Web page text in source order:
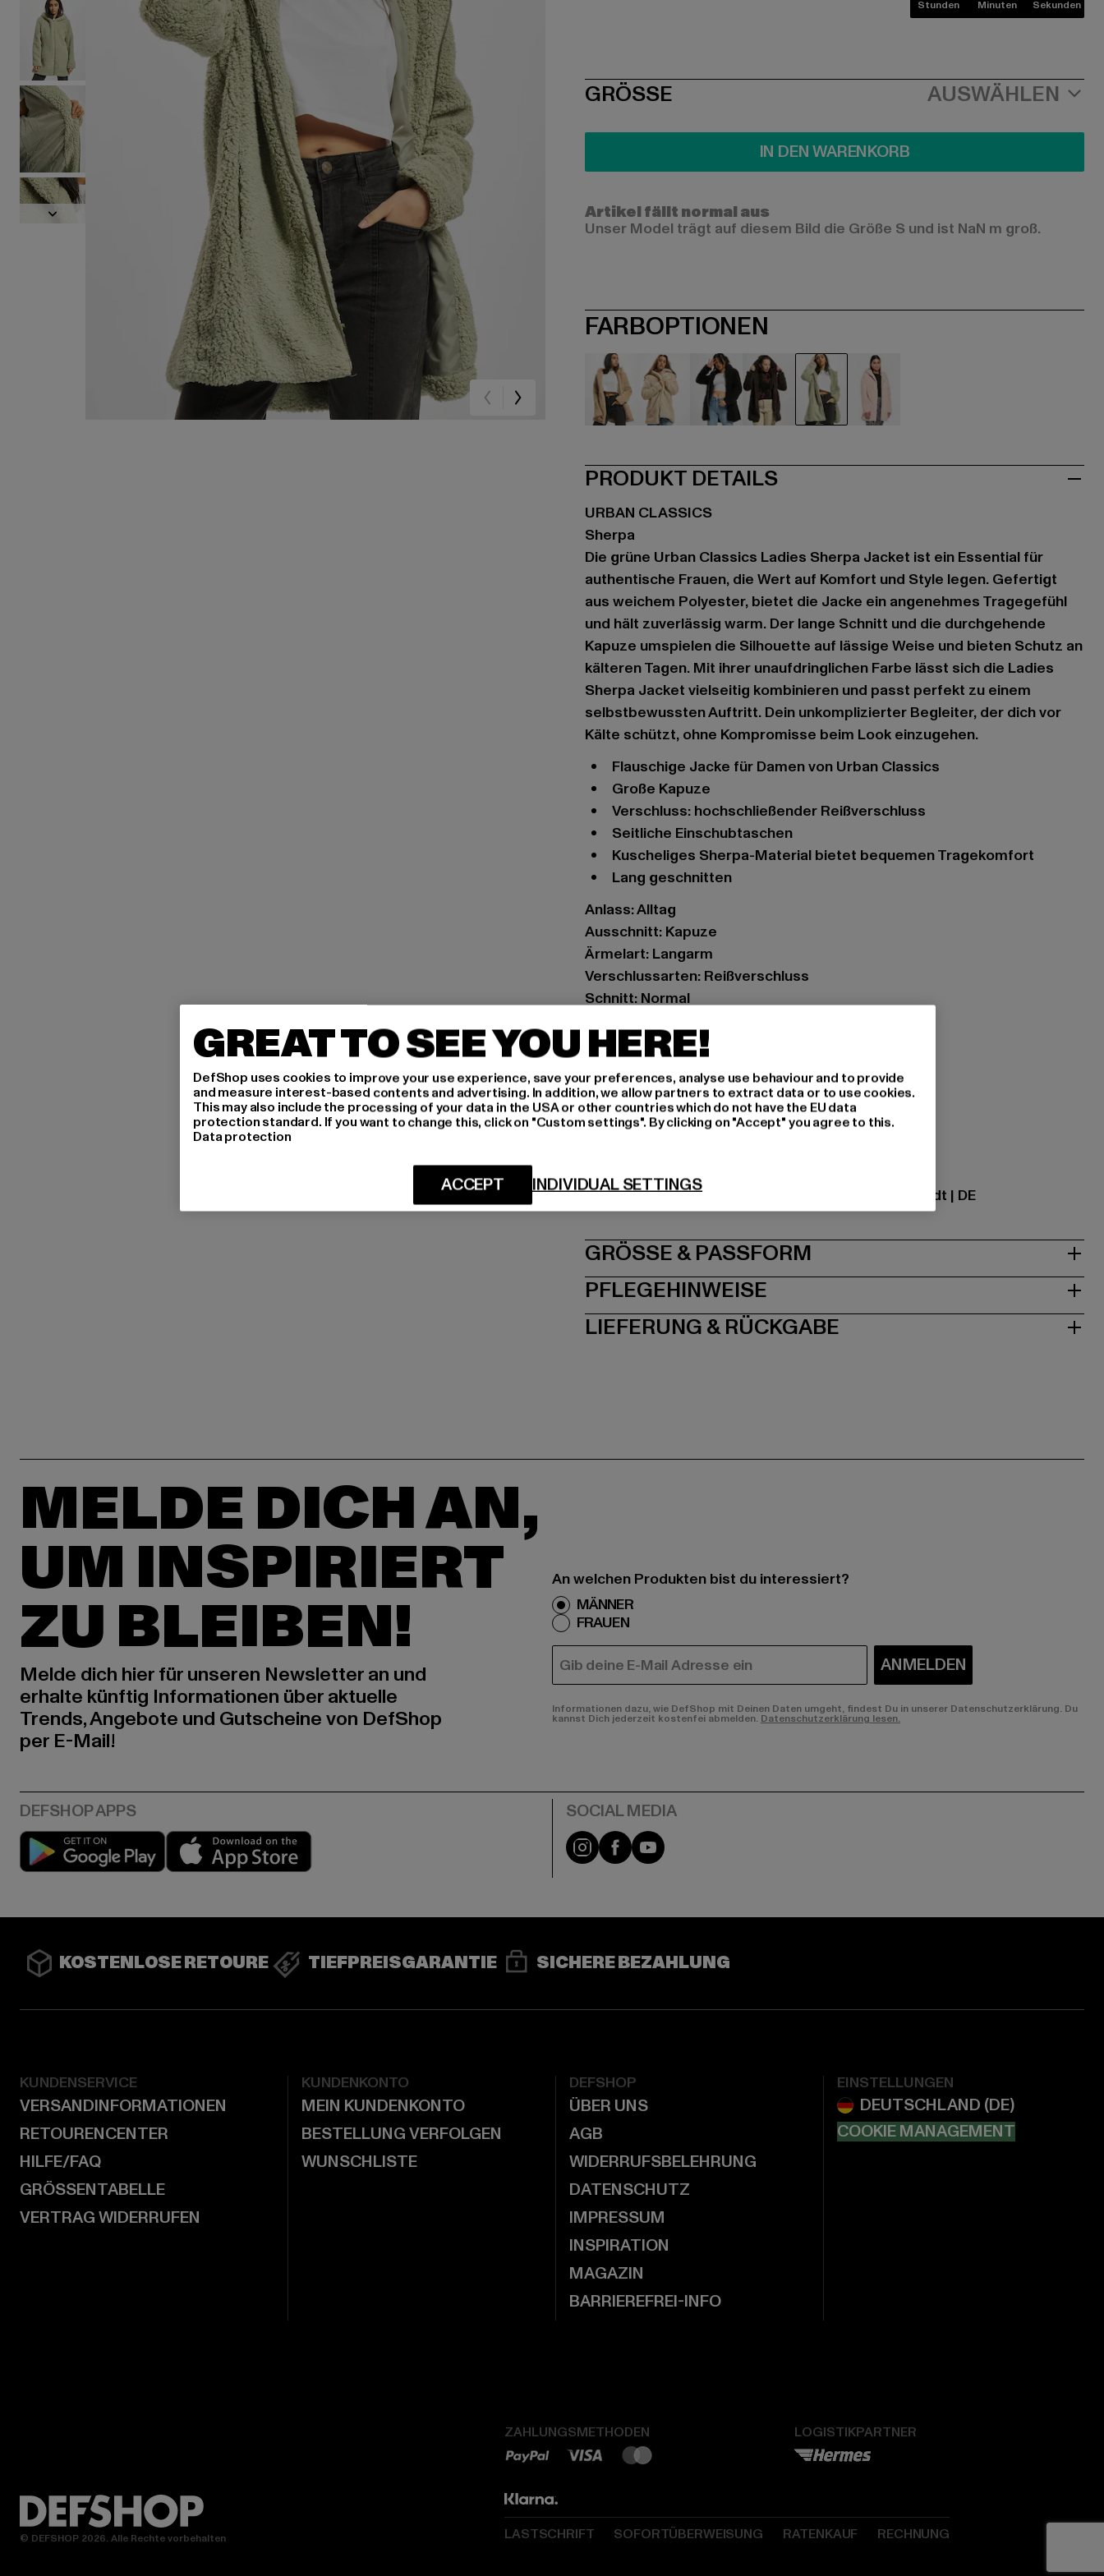
Stunden Minuten Sekunden
SIZE
GRÖSSE AUSWÄHLEN
IN DEN WARENKORB
Artikel fällt normal aus
Unser Model trägt auf diesem Bild die Größe S und ist NaN m groß.
FARBOPTIONEN
PRODUKT DETAILS
URBAN CLASSICS
Sherpa
Die grüne Urban Classics Ladies Sherpa Jacket ist ein Essential für
authentische Frauen, die Wert auf Komfort und Style legen. Gefertigt
aus weichem Polyester, bietet die Jacke ein angenehmes Tragegefühl
und hält zuverlässig warm. Der lange Schnitt und die durchgehende
Kapuze umspielen die Silhouette auf lässige Weise und bieten Schutz an
kälteren Tagen. Mit ihrer unaufdringlichen Farbe lässt sich die Ladies
Sherpa Jacket vielseitig kombinieren und passt perfekt zu einem
selbstbewussten Auftritt. Dein unkomplizierter Begleiter, der dich vor
Kälte schützt, ohne Kompromisse beim Look einzugehen.
Flauschige Jacke für Damen von Urban Classics
Große Kapuze
Verschluss: hochschließender Reißverschluss
Seitliche Einschubtaschen
Kuscheliges Sherpa-Material bietet bequemen Tragekomfort
Lang geschnitten
Anlass: Alltag
Ausschnitt: Kapuze
Ärmelart: Langarm
Verschlussarten: Reißverschluss
Schnitt: Normal
Kat.: Übergangsjacken
Hersteller Farbe: softsalvia
Materialzusammensetzung: 100% Polyester
Art.Nr: TB1755-03259
Hersteller: TB International GmbH |
Dr.-Robert-Murjahn-Straße 7 | 64372 Ober-Ramstadt | DE
GRÖSSE & PASSFORM
PFLEGEHINWEISE
LIEFERUNG & RÜCKGABE
MELDE DICH AN,
UM INSPIRIERT
ZU BLEIBEN!
Melde dich hier für unseren Newsletter an und
erhalte künftig Informationen über aktuelle
Trends, Angebote und Gutscheine von DefShop
per E-Mail!
An welchen Produkten bist du interessiert?
MÄNNER
FRAUEN
E-MAIL ANMELDEN
Informationen dazu, wie DefShop mit Deinen Daten umgeht, findest Du in unserer Datenschutzerklärung. Du
kannst Dich jederzeit kostenfei abmelden. Datenschutzerklärung lesen.
Play market Instagram
FacebookYouTube
KOSTENLOSE RETOURE TIEFPREISGARANTIE SICHERE BEZAHLUNG
KUNDENSERVICE
VERSANDINFORMATIONEN
RETOURENCENTER
HILFE/FAQ
GRÖSSENTABELLE
VERTRAG WIDERRUFEN
KUNDENKONTO
MEIN KUNDENKONTO
BESTELLUNG VERFOLGEN
WUNSCHLISTE
DEFSHOP
ÜBER UNS
AGB
WIDERRUFSBELEHRUNG
DATENSCHUTZ
IMPRESSUM
INSPIRATION
MAGAZIN
BARRIEREFREI-INFO
EINSTELLUNGEN
COOKIE MANAGEMENT
ZAHLUNGSMETHODEN LOGISTIKPARTNER
LASTSCHRIFT SOFORTÜBERWEISUNG RATENKAUF RECHNUNG
© DEFSHOP 2026. Alle Rechte vorbehalten
GREAT TO SEE YOU HERE!
DefShop uses cookies to improve your use experience, save your preferences, analyse use behaviour and to provide
and measure interest-based contents and advertising. In addition, we allow partners to extract data or to use cookies.
This may also include the processing of your data in the USA or other countries which do not have the EU data
protection standard. If you want to change this, click on "Custom settings". By clicking on "Accept" you agree to this.
Data protection
INDIVIDUAL SETTINGS
ACCEPT